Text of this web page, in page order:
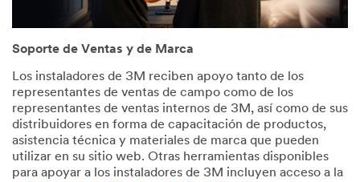
Soporte de Ventas y de Marca
Los instaladores de 3M reciben apoyo tanto de los
representantes de ventas de campo como de los
representantes de ventas internos de 3M, así como de sus
distribuidores en forma de capacitación de productos,
asistencia técnica y materiales de marca que pueden
utilizar en su sitio web. Otras herramientas disponibles
para apoyar a los instaladores de 3M incluyen acceso a la